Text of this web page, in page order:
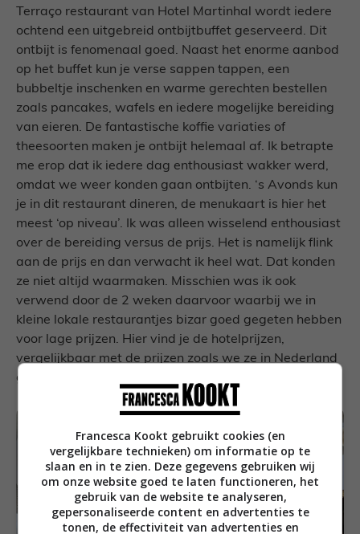
Terraço restaurant van Hotel Martinhal wordt iedere
ochtend een uitgebreid ontbijtbuffet geserveerd. Dit
ontbijt is fenomenaal goed. Naast het enorme aanbod
op het buffet kun je verse sappen tappen, een
bubbeltje inschenken en warme gerechten bestellen
zoals pancakes, wafels en iedere mogelijke bereiding
van eieren. De fantastische koffie variaties of
theesoorten maken je ontbijt helemaal af. Ik betrapte
me erop dat ik iedere dag enthousiast wakker werd,
omdat we weer konden gaan ontbijten. ‘s Avonds kun
je in dit restaurant dineren, de menukaart is hier het
meest ‘op niveau’. Ik was alleen wisselend enthousiast
over de bereiding versus de prijs. Het is namelijk flink
aan de prijs en dan verwacht ik heel wat. Dat konden
ze niet altijd waarmaken. Misschien was ik ook
verwend door de 2 weken daarvoor waarbij we in
kleine lokale restaurantjes bizar goed gegeten hebben
voor lage prijzen. Hier vind je de hotelprijzen,
vergelijkbaar met de prijzen zoals we ze in Nederland
gewend zijn.
Francesca Kookt gebruikt cookies (en
vergelijkbare technieken) om informatie op te
slaan en in te zien. Deze gegevens gebruiken wij
om onze website goed te laten functioneren, het
gebruik van de website te analyseren,
gepersonaliseerde content en advertenties te
tonen, de effectiviteit van advertenties en